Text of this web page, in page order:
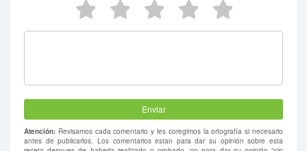
2 estrellas
3 estrellas
4 estrellas
5 estrellas
Atención: Revisamos cada comentario y les coregimos la ortografía si necesario
antes de publicarlos. Los comentarios estan para dar su opinión sobre esta